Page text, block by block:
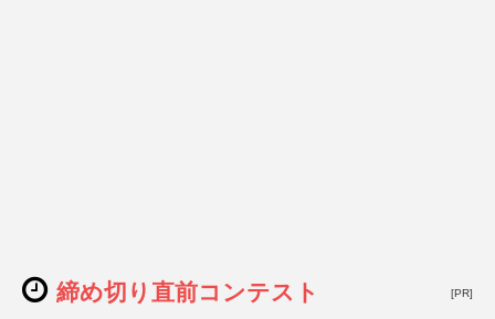
締め切り直前コンテスト [PR]